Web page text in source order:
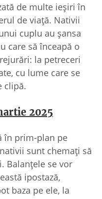
de multe ieșiri în
de viață. Nativii
cuplu au șansa
care să înceapă o
la petreceri
cu lume care se
clipă.
2025
în prim-plan pe
sunt chemați să
Balanțele se vor
ipostază,
baza pe ele, la